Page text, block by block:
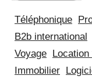
Téléphonique
B2b international
Voyage
Immobilier